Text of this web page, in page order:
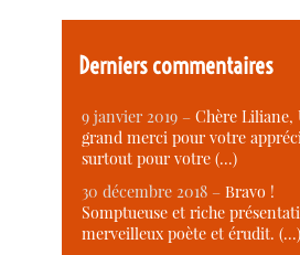
Derniers commentaires
9 janvier 2019 –Chère Liliane,
grand merci pour votre
surtout pour votre (…)
30 décembre 2018 –Bravo !
Somptueuse et riche
merveilleux poète et érudit. (…)